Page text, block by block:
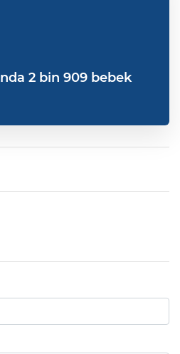
2 bin 909 bebek